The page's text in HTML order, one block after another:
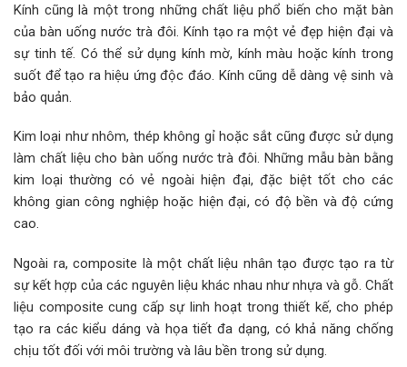
Kính cũng là một trong những chất liệu phổ biến cho mặt bàn
của bàn uống nước trà đôi. Kính tạo ra một vẻ đẹp hiện đại và
sự tinh tế. Có thể sử dụng kính mờ, kính màu hoặc kính trong
suốt để tạo ra hiệu ứng độc đáo. Kính cũng dễ dàng vệ sinh và
bảo quản.
Kim loại như nhôm, thép không gỉ hoặc sắt cũng được sử dụng
làm chất liệu cho bàn uống nước trà đôi. Những mẫu bàn bằng
kim loại thường có vẻ ngoài hiện đại, đặc biệt tốt cho các
không gian công nghiệp hoặc hiện đại, có độ bền và độ cứng
cao.
Ngoài ra, composite là một chất liệu nhân tạo được tạo ra từ
sự kết hợp của các nguyên liệu khác nhau như nhựa và gỗ. Chất
liệu composite cung cấp sự linh hoạt trong thiết kế, cho phép
tạo ra các kiểu dáng và họa tiết đa dạng, có khả năng chống
chịu tốt đối với môi trường và lâu bền trong sử dụng.